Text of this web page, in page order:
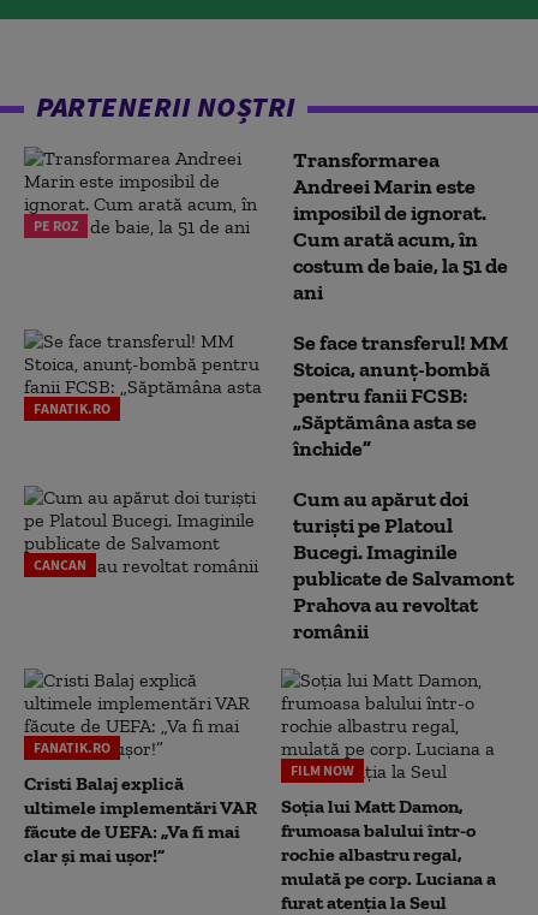
PARTENERII NOȘTRI
PE ROZ
Transformarea
Andreei Marin este
imposibil de ignorat.
Cum arată acum, în
costum de baie, la 51 de
ani
FANATIK.RO
Se face transferul! MM
Stoica, anunț-bombă
pentru fanii FCSB:
„Săptămâna asta se
închide”
CANCAN
Cum au apărut doi
turiști pe Platoul
Bucegi. Imaginile
publicate de Salvamont
Prahova au revoltat
românii
FANATIK.RO
Cristi Balaj explică
ultimele implementări VAR
făcute de UEFA: „Va fi mai
clar și mai ușor!”
FILM NOW
Soția lui Matt Damon,
frumoasa balului într-o
rochie albastru regal,
mulată pe corp. Luciana a
furat atenția la Seul